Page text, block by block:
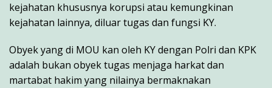
kejahatan khususnya korupsi atau kemungkinan
kejahatan lainnya, diluar tugas dan fungsi KY.
Obyek yang di MOU kan oleh KY dengan Polri dan KPK
adalah bukan obyek tugas menjaga harkat dan
martabat hakim yang nilainya bermaknakan